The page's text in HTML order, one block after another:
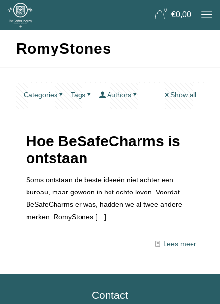
0
€0,00
RomyStones
Categories Tags Authors Show all
Hoe BeSafeCharms is
ontstaan
Soms ontstaan de beste ideeën niet achter een
bureau, maar gewoon in het echte leven. Voordat
BeSafeCharms er was, hadden we al twee andere
merken: RomyStones […]
Lees meer
Contact